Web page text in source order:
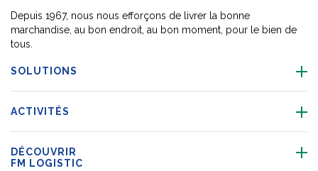
Depuis 1967, nous nous efforçons de livrer la bonne
marchandise, au bon endroit, au bon moment, pour le bien de
tous.
SOLUTIONS
ACTIVITÉS
DÉCOUVRIR
FM LOGISTIC